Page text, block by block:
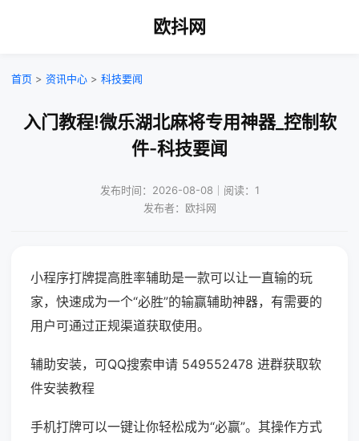
欧抖网
首页 > 资讯中心 > 科技要闻
入门教程!微乐湖北麻将专用神器_控制软
件-科技要闻
发布时间：2026-08-08｜阅读：1
发布者：欧抖网
小程序打牌提高胜率辅助是一款可以让一直输的玩
家，快速成为一个“必胜”的输赢辅助神器，有需要的
用户可通过正规渠道获取使用。
辅助安装，可QQ搜索申请 549552478 进群获取软
件安装教程
手机打牌可以一键让你轻松成为“必赢”。其操作方式